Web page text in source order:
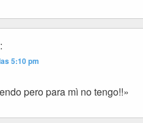
5:10 pm
pero para mì no tengo!!»